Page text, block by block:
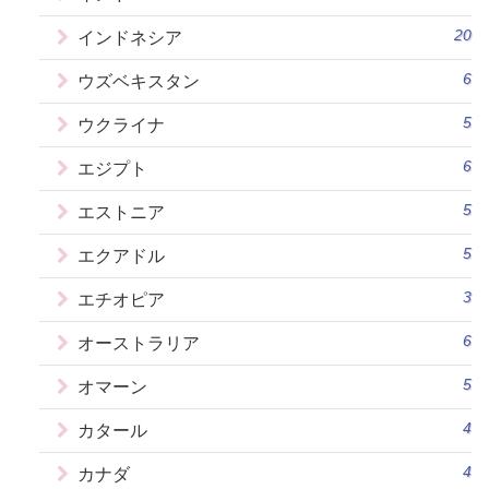
インドネシア 20
ウズベキスタン 6
ウクライナ 5
エジプト 6
エストニア 5
エクアドル 5
エチオピア 3
オーストラリア 6
オマーン 5
カタール 4
カナダ 4